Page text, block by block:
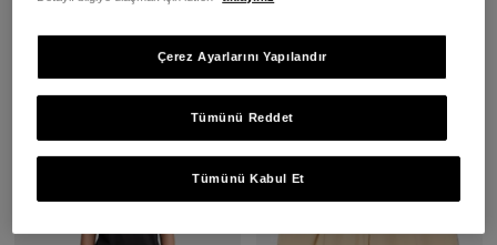
SEPETE EKLE
Tümünü Reddet
Tümünü Kabul Et
Çerez Ayarlarını Yapılandır